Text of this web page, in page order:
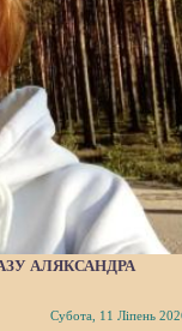
АЛЯКСАНДРА
Субота, 11 Ліпень